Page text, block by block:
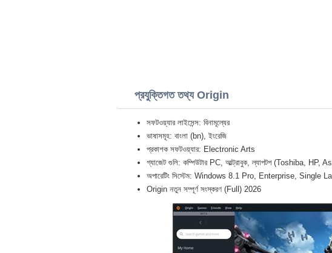
প্রযুক্তিগত তথ্য Origin
সফটওয়্যার লাইসেন্স: বিনামূল্যের
ভাষাসমূহ: বাংলা (bn), ইংরেজি
প্রকাশক সফটওয়্যার: Electronic Arts
গ্যাজেট গুলি: কম্পিউটার PC, আল্ট্রাবুক, ল্যাপটপ (Toshiba,
অপারেটিং সিস্টেম: Windows 8.1 Pro, Enterprise, Single
Origin নতুন সম্পূর্ণ সংস্করণ (Full) 2026